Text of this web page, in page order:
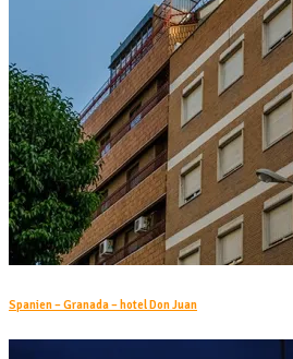
Spanien – Granada – hotel Don Juan